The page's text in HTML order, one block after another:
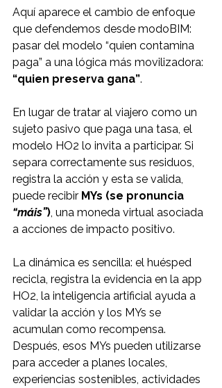
Aquí aparece el cambio de enfoque
que defendemos desde modoBIM:
pasar del modelo “quien contamina
paga” a una lógica más movilizadora:
“quien preserva gana”.
En lugar de tratar al viajero como un
sujeto pasivo que paga una tasa, el
modelo HO2 lo invita a participar. Si
separa correctamente sus residuos,
registra la acción y esta se valida,
puede recibir MYs (se pronuncia
“máis”) , una moneda virtual asociada
a acciones de impacto positivo.
La dinámica es sencilla: el huésped
recicla, registra la evidencia en la app
HO2, la inteligencia artificial ayuda a
validar la acción y los MYs se
acumulan como recompensa.
Después, esos MYs pueden utilizarse
para acceder a planes locales,
experiencias sostenibles, actividades